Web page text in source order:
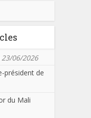
23/06/2026
président de
du Mali